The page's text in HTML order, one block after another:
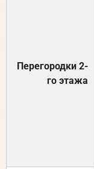
Перегородки 2-
го этажа